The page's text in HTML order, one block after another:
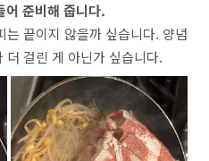
어 준비해 줍니다.
끝이지 않을까 싶습니다. 양념
더 걸린 게 아닌가 싶습니다.